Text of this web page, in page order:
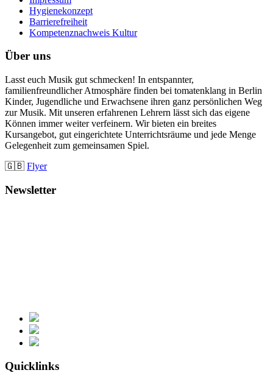
Hygienekonzept
Barrierefreiheit
Kompetenznachweis Kultur
Über uns
Lasst euch Musik gut schmecken! In entspannter,
familienfreundlicher Atmosphäre finden bei tomatenklang in Berlin
Kinder, Jugendliche und Erwachsene ihren ganz persönlichen Weg
zur Musik. Mit unseren erfahrenen Lehrern lässt sich das eigene
Können immer weiter verfeinern. Wir bieten ein breites
Kursangebot, gut eingerichtete Unterrichtsräume und jede Menge
Gelegenheit zum gemeinsamen Spiel.
🇬🇧 Flyer
Newsletter
Quicklinks